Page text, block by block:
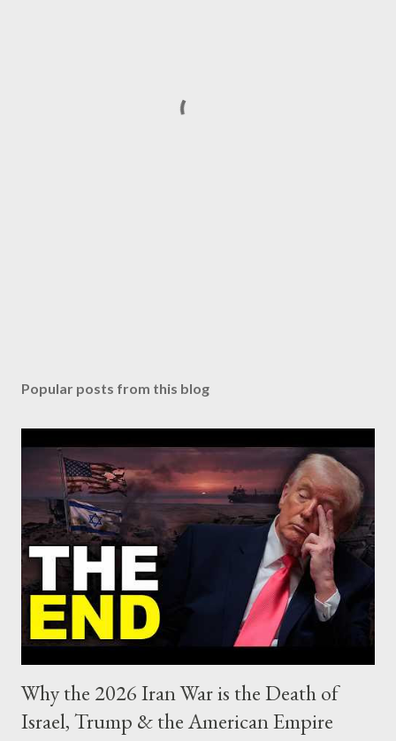
Popular posts from this blog
Why the 2026 Iran War is the Death of
Israel, Trump & the American Empire